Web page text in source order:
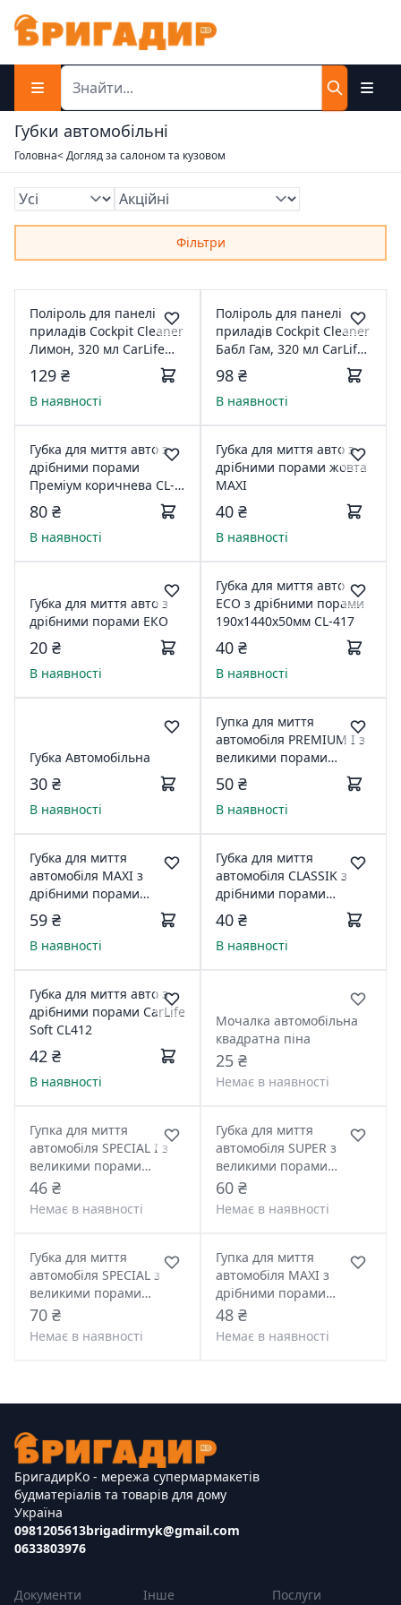
Губки автомобільні
Головна< Догляд за салоном та кузовом
Фільтри
Поліроль для панелі
приладів Cockpit Cleaner
Лимон, 320 мл CarLife
CF322
129 ₴
В наявності
Поліроль для панелі
приладів Cockpit Cleaner
Бабл Гам, 320 мл CarLife
CF329
98 ₴
В наявності
Губка для миття авто з
дрібними порами
Преміум коричнева CL-
422
80 ₴
В наявності
Губка для миття авто з
дрібними порами жовта
МАХІ
40 ₴
В наявності
Губка для миття авто з
дрібними порами ЕКО
20 ₴
В наявності
Губка для миття авто
ЕСО з дрібними порами
190х1440х50мм CL-417
40 ₴
В наявності
Губка Автомобільна
30 ₴
В наявності
Гупка для миття
автомобіля PREMIUM І з
великими порами
(Carlife)
50 ₴
В наявності
Губка для миття
автомобіля MAXI з
дрібними порами
(CarLife)240x160x70mm,жовта
CL-413
59 ₴
В наявності
Губка для миття
автомобіля CLASSIK з
дрібними порами
200х140х60мм жовта Cl-
418
40 ₴
В наявності
Губка для миття авто з
дрібними порами CarLife
Soft CL412
42 ₴
В наявності
Мочалка автомобільна
квадратна піна
25 ₴
Немає в наявності
Гупка для миття
автомобіля SPECIAL І з
великими порами
(Carlife)
46 ₴
Немає в наявності
Губка для миття
автомобіля SUPER з
великими порами
(CarLife)
60 ₴
Немає в наявності
Губка для миття
автомобіля SPECIAL з
великими порами
(CarLife)
70 ₴
Немає в наявності
Гупка для миття
автомобіля МАХІ з
дрібними порами
(Carlife)
48 ₴
Немає в наявності
БригадирКо - мережа супермармакетів
будматеріалів та товарів для дому
Україна
0981205613
0633803976
brigadirmyk@gmail.com
Документи
Інше
Послуги